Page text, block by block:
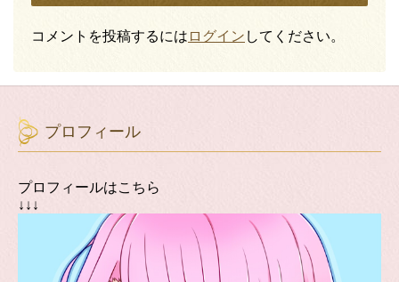
コメントを投稿するには ログイン してください。
プロフィール
プロフィールはこちら
↓↓↓